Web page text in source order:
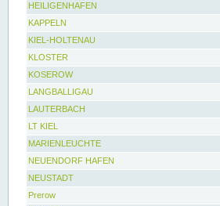
HEILIGENHAFEN
KAPPELN
KIEL-HOLTENAU
KLOSTER
KOSEROW
LANGBALLIGAU
LAUTERBACH
LT KIEL
MARIENLEUCHTE
NEUENDORF HAFEN
NEUSTADT
Prerow